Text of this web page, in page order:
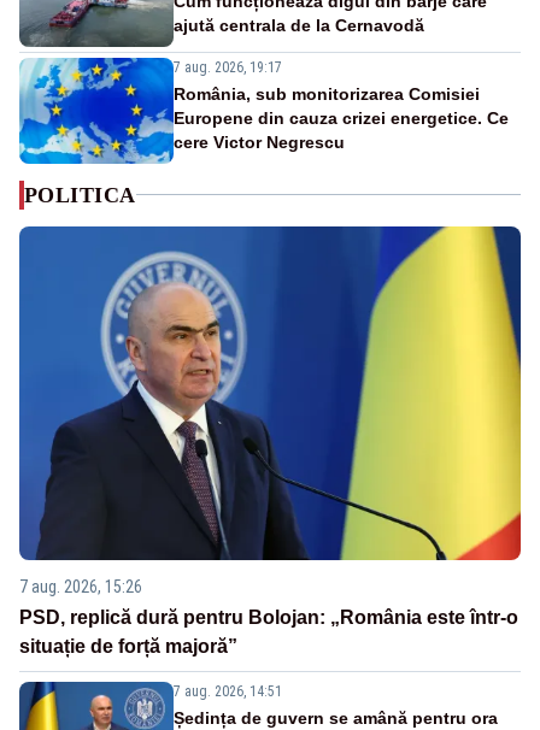
ajută centrala de la Cernavodă
7 aug. 2026, 19:17
România, sub monitorizarea Comisiei
Europene din cauza crizei energetice. Ce
cere Victor Negrescu
POLITICA
7 aug. 2026, 15:26
PSD, replică dură pentru Bolojan: „România este într-o
situație de forță majoră”
7 aug. 2026, 14:51
Ședința de guvern se amână pentru ora